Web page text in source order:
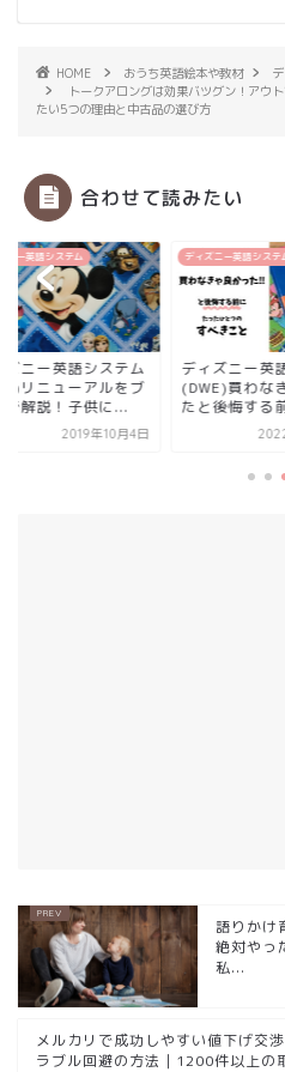
HOME おうち英語絵本や教材
トークアロングは効果バツグン！アウ
たい5つの理由と中古品の選び方
合わせて読みたい
ニー英語システム
ズニー英語システム
リニューアルをブ
で解説！子供に...
2019年10月4日
ディズニー英語システ
ディズニー英
(DWE)買わな
たと後悔する
語りかけ
絶対やっ
私...
メルカリで成功しやすい値下げ交
ラブル回避の方法｜1200件以上の